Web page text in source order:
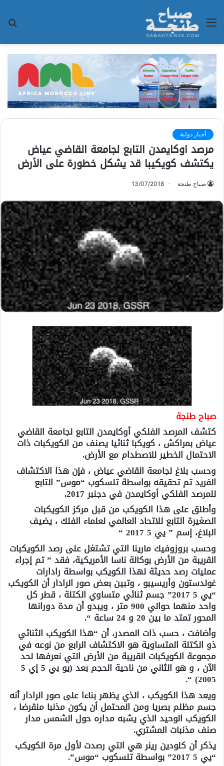
القائمة
أخبار دولية
مرصد اوكايمدن التابع لجامعة القاضي عياض
يكتشف كويكيبا قد يشكل خطورة على الأرض
صباح طنجة 13/07/2018
صباح طنجة
كتشف المرصد الفلكي أوكايمدن التابع لجامعة القاضي
عياض بمراكش ، كويكبا ثنائيا يصنف من الكويكبات ذات
الاحتمال الخطير للاصطدام مع الأرض.
وحسب بلاغ لجامعة القاضي عياض ، فإن هذا الاكتشاف
الفريد تم تحقيقه بواسطة تلسكوب “موس” التابع
للمرصد الفلكي أوكايمدن في دجنبر 2017.
وأطلق على هذا الكويكب من قبل مركز الكويكبات
الصغيرة التابع للاتحاد العالمي لعلماء الفلك ، يضيف
البلاغ، إسم ” يي 5 2017 “
وحسب بروزوفيك مارينا التي تشتغل على رصد الكويكبات
القريبة من الأرض بوكالة ناسا الأمريكية، فقد ” تم إجراء
عمليات رصد حديثة لهذا الكويكب بواسطة رادارات
غولدستون وأريسيبو ، وتبين بعض صور الرادار أن الكويكب
“يي 5 2017” جسم ثنائي متساوي الكتلة ، قطر كل
واحد منهما حوالي 900 متر ، ويبدو أن مدة دورانها
المحور تمتد ما بين 20 و 24 ساعة “.
وأضافت ، حسب ذات المصدر، أن “هذا الكويكب الثنائي
ذو الكتلة المتساوية هو الاكتشاف الرابع من نوعه في
مجموعة الكويكبات القريبة من الأرض التي نعرفها لحد
الآن ، و هو الثاني من ناحية الحجم بعد (يو بي 5 إي 5
2005) “.
ويعد هذا الكويكب ، الذي يظهر بناءا على صور الرادار أنه
جسم مظلم بصريا ومن المحتمل أن يكون مذنبا منقرضا ،
الكويكب الوحيد الذي يشبه مداره حول الشمس مدار
صنف مذنبات المشتري.
يذكر أن كلودين رينر هي التي رصدت لأول مرة الكويكب
“يي 5 2017” بواسطة تلسكوب “موس”.